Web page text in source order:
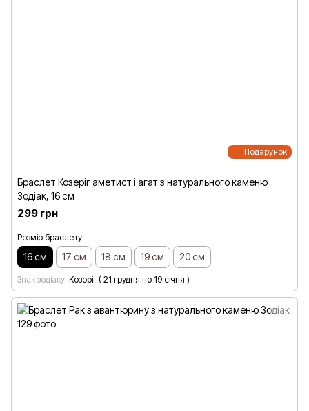
Подарунок
Браслет Козеріг аметист і агат з натурального каменю
Зодіак, 16 см
299 грн
Розмір браслету
16 см 17 см 18 см 19 см 20 см
Знак зодіаку Козоріг ( 21 грудня по 19 січня )